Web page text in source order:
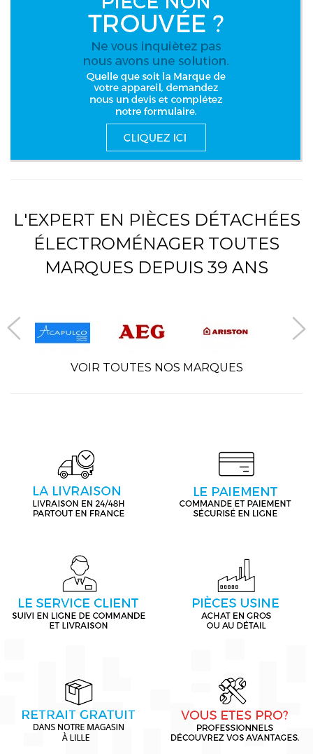
L'EXPERT EN PIÈCES DÉTACHÉES
ÉLECTROMÉNAGER TOUTES
MARQUES DEPUIS 39 ANS
VOIR TOUTES NOS MARQUES